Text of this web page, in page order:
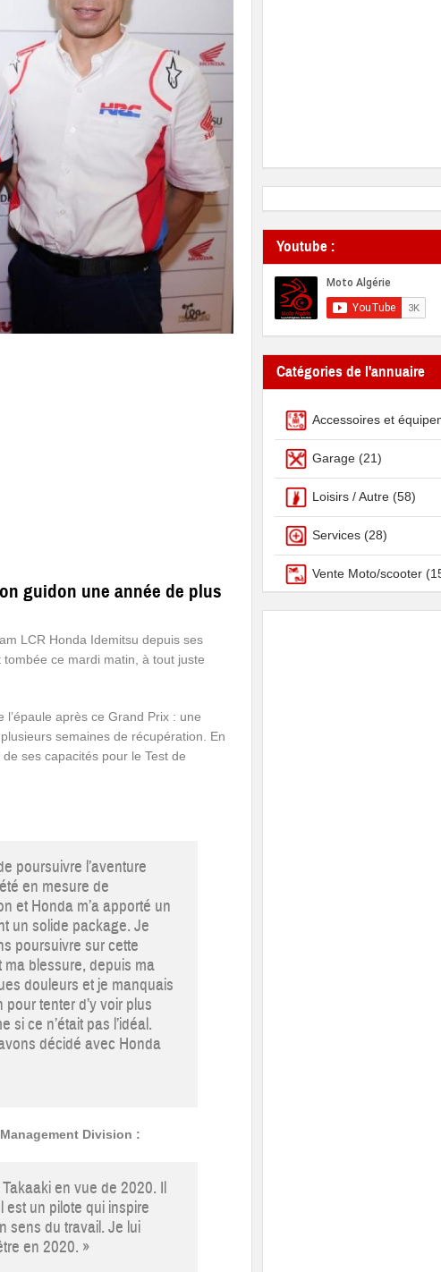
guidon une année de plus
LCR Honda Idemitsu depuis ses
ce mardi matin, à tout juste
après ce Grand Prix : une
semaines de récupération. En
ses capacités pour le Test de
poursuivre l’aventure
en mesure de
et Honda m’a apporté un
un solide package. Je
poursuivre sur cette
blessure, depuis ma
douleurs et je manquais
tenter d’y voir plus
si ce n’était pas l’idéal.
décidé avec Honda
Division :
en vue de 2020. Il
un pilote qui inspire
sens du travail. Je lui
en 2020. »
Youtube :
Catégories de l'annuaire
Accessoires et
Garage (21)
Loisirs / Autre (58)
Services (28)
Vente Moto/scooter